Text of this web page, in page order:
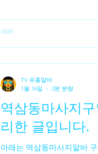
급여. 반면 스웨디시 알바
보다 관리 횟수 가 중요하다
대비 수입 체감 차이시급 알
어난다. 하지만 시급이 정해
다. 스웨디시 알바 는 한 타
은 시간에도 체감 수입이
단기 알바 로 선
역삼동마사지구인 대한 정
리한 글입니다.
아래는 역삼동마사지알바 구인에 대한 정보 정리한 글입니
TV 유흥알바
1월 16일
3분 분량